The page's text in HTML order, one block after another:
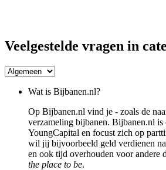
Veelgestelde vragen in
Wat is Bijbanen.nl?
Op Bijbanen.nl vind je - zoals de
verzameling bijbanen. Bijbanen.nl is
YoungCapital en focust zich op
wil jij bijvoorbeeld geld verdienen
en ook tijd overhouden voor andere
the place to be.